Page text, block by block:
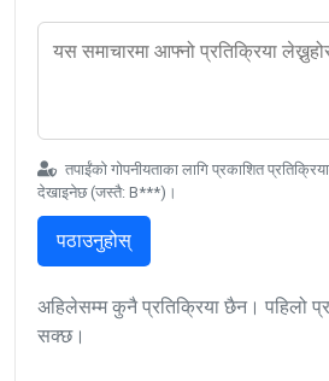
तपाईंको गोपनीयताका लागि प्रकाशित
देखाइनेछ (जस्तै: B***)।
पठाउनुहोस्
अहिलेसम्म कुनै प्रतिक्रिया छैन। पहिलो
सक्छ।